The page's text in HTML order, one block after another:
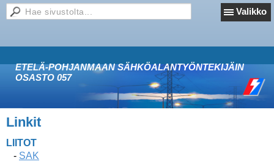
Valikko
ETELÄ-POHJANMAAN SÄHKÖALANTYÖNTEKIJÄIN
OSASTO 057
Linkit
LIITOT
- SAK